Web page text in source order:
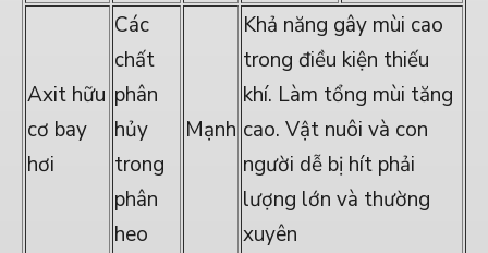
Axit hữu
cơ bay
hơi
Các
chất
phân
hủy
trong
phân
heo
Mạnh
Khả năng gây mùi cao
trong điều kiện thiếu
khí. Làm tổng mùi tăng
cao. Vật nuôi và con
người dễ bị hít phải
lượng lớn và thường
xuyên